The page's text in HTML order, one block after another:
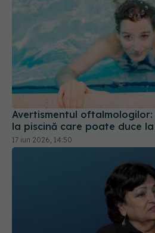
Avertismentul oftalmologilor:
la piscină care poate duce
17 iun 2026, 14:50